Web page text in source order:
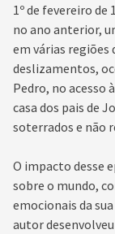
1º de fevereiro
no ano anterior,
em várias regiões
deslizamentos,
Pedro, no acesso
casa dos pais de
soterrados e não
O impacto desse
sobre o mundo,
emocionais da
autor